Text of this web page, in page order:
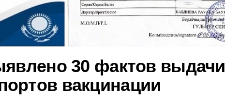
30 фактов выдачи
вакцинации